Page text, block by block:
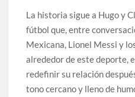
La historia sigue a Hugo y
fútbol que, entre
Mexicana, Lionel Messi y
alrededor de este deporte,
redefinir su relación
tono cercano y lleno de